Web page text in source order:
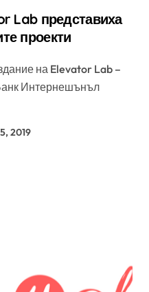
Lab представиха
проекти
Интернешънъл
2019